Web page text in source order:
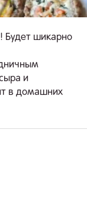
Будет шикарно
и
в домашних